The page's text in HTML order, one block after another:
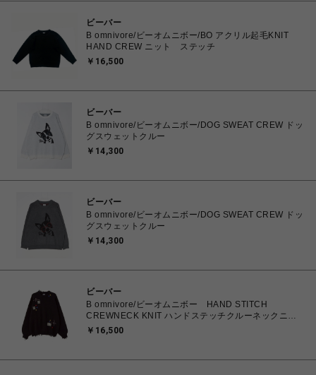
ビーバー
B omnivore/ビーオムニボー/BO アクリル起毛KNIT
HAND CREW ニット ステッチ
￥16,500
ビーバー
B omnivore/ビーオムニボー/DOG SWEAT CREW ドッ
グスウェットクルー
￥14,300
ビーバー
B omnivore/ビーオムニボー/DOG SWEAT CREW ドッ
グスウェットクルー
￥14,300
ビーバー
B omnivore/ビーオムニボー HAND STITCH
CREWNECK KNIT ハンドステッチクルーネックニッ
ト
￥16,500